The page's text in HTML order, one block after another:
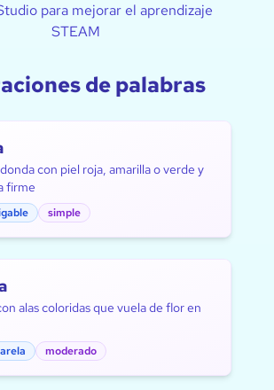
para mejorar el aprendizaje
STEAM
de palabras
con piel roja, amarilla o verde y
firme
simple
alas coloridas que vuela de flor en
moderado